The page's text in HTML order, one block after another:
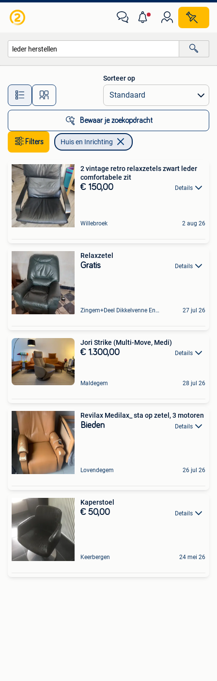
Alle afstanden…
Sorteer op
Bewaar je zoekopdracht
Filters Huis en Inrichting
2 vintage retro relaxzetels zwart leder
comfortabele zit
€ 150,00 Details
Willebroek 2 aug 26
Relaxzetel
Gratis Details
Zingem+Deel Dikkelvenne En Nederzwalm-Hermelgem 27 jul 26
Jori Strike (Multi-Move, Medi)
€ 1.300,00 Details
Maldegem 28 jul 26
Revilax Medilax_ sta op zetel, 3 motoren
Bieden Details
Lovendegem 26 jul 26
Kaperstoel
€ 50,00 Details
Keerbergen 24 mei 26